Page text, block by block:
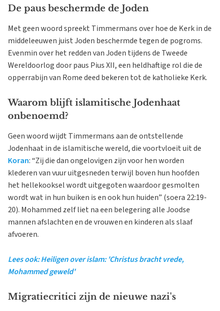
De paus beschermde de Joden
Met geen woord spreekt Timmermans over hoe de Kerk in de
middeleeuwen juist Joden beschermde tegen de pogroms.
Evenmin over het redden van Joden tijdens de Tweede
Wereldoorlog door paus Pius XII, een heldhaftige rol die de
opperrabijn van Rome deed bekeren tot de katholieke Kerk.
Waarom blijft islamitische Jodenhaat
onbenoemd?
Geen woord wijdt Timmermans aan de ontstellende
Jodenhaat in de islamitische wereld, die voortvloeit uit de
Koran: “Zij die dan ongelovigen zijn voor hen worden
klederen van vuur uitgesneden terwijl boven hun hoofden
het hellekooksel wordt uitgegoten waardoor gesmolten
wordt wat in hun buiken is en ook hun huiden” (soera 22:19-
20). Mohammed zelf liet na een belegering alle Joodse
mannen afslachten en de vrouwen en kinderen als slaaf
afvoeren.
Lees ook: Heiligen over islam: 'Christus bracht vrede,
Mohammed geweld'
Migratiecritici zijn de nieuwe nazi's